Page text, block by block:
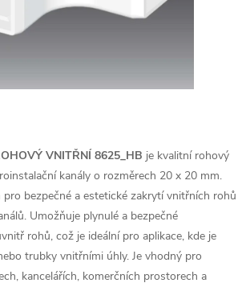
VNITŘNÍ 8625_HB je kvalitní rohový
kanály o rozměrech 20 x 20 mm.
bezpečné a estetické zakrytí vnitřních rohů
Umožňuje plynulé a bezpečné
rohů, což je ideální pro aplikace, kde je
trubky vnitřními úhly. Je vhodný pro
kancelářích, komerčních prostorech a